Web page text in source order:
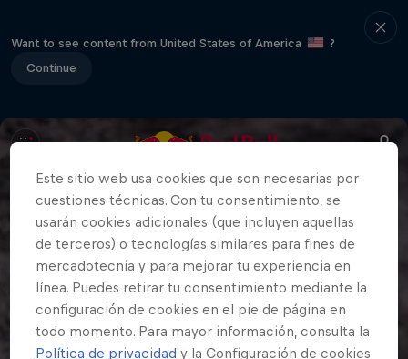
Want to see content from United States of America
?
Continue
Este sitio web usa cookies que son necesarias por
cuestiones técnicas. Con tu consentimiento, se
usarán cookies adicionales (que incluyen aquellas
de terceros) o tecnologías similares para fines de
mercadotecnia y para mejorar tu experiencia en
línea. Puedes retirar tu consentimiento mediante la
configuración de cookies en el pie de página en
todo momento. Para mayor información, consulta la
Política de privacidad y la Configuración de cookies